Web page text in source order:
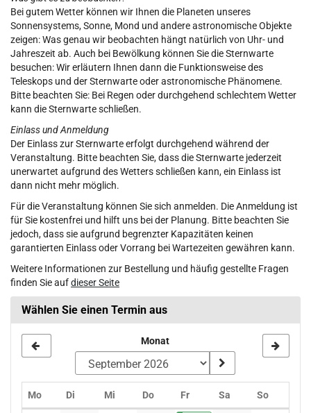
Bei gutem Wetter können wir Ihnen die Planeten unseres
Sonnensystems, Sonne, Mond und andere astronomische Objekte
zeigen: Was genau wir beobachten hängt natürlich von Uhr- und
Jahreszeit ab. Auch bei Bewölkung können Sie die Sternwarte
besuchen: Wir erläutern Ihnen dann die Funktionsweise des
Teleskops und der Sternwarte oder astronomische Phänomene.
Bitte beachten Sie: Bei Regen oder durchgehend schlechtem Wetter
kann die Sternwarte schließen.
Einlass und Anmeldung
Der Einlass zur Sternwarte erfolgt durchgehend während der
Veranstaltung. Bitte beachten Sie, dass die Sternwarte jederzeit
unerwartet aufgrund des Wetters schließen kann, ein Einlass ist
dann nicht mehr möglich.
Für die Veranstaltung können Sie sich anmelden. Die Anmeldung ist
für Sie kostenfrei und hilft uns bei der Planung. Bitte beachten Sie
jedoch, dass sie aufgrund begrenzter Kapazitäten keinen
garantierten Einlass oder Vorrang bei Wartezeiten gewähren kann.
Weitere Informationen zur Bestellung und häufig gestellte Fragen
finden Sie aufdieser Seite
Wählen Sie einen Termin aus
Monat
MoMontag
Di Dienstag
Mi Mittwoch
DoDonnerstag
FrFreitagSa Samstag
SoSonntag